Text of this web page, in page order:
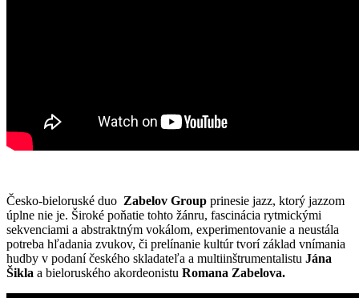
Česko-bieloruské duo Zabelov Group prinesie jazz, ktorý jazzom
úplne nie je. Široké poňatie tohto žánru, fascinácia rytmickými
sekvenciami a abstraktným vokálom, experimentovanie a neustála
potreba hľadania zvukov, či prelínanie kultúr tvorí základ vnímania
hudby v podaní českého skladateľa a multiinštrumentalistu Jána
Šikla a bieloruského akordeonistu Romana Zabelova.